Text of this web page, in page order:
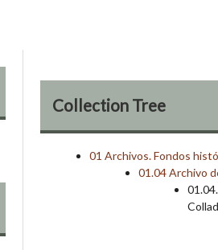
Collection Tree
01 Archivos. Fondos
01.04 Archivo